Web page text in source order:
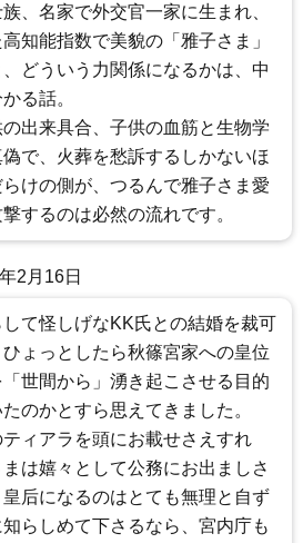
族、名家で外交官一家に生まれ、
知能指数で美貌の「雅子さま」
どういう力関係になるかは、中
る話。
の出来具合、子供の血筋と生物学
で、火葬を愁訴するしかないほ
けの側が、つるんで雅子さま愛
するのは必然の流れです。
2月16日
て怪しげなKK氏との結婚を裁可
ひょっとしたら秋篠宮家への皇位
世間から」湧き起こさせる目的
のかとすら思えてきました。
ィアラを頭にお載せさえすれ
は嬉々として公務にお出ましさ
后になるのはとても無理と自ず
らしめて下さるなら、宮内庁も